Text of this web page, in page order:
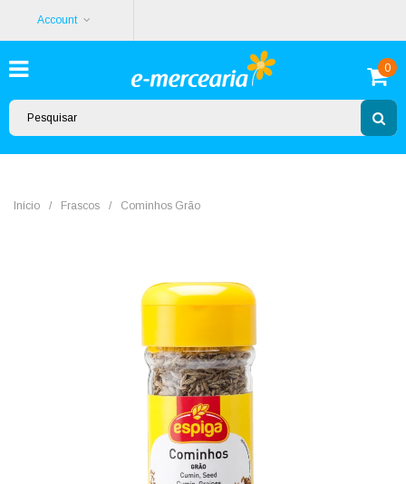
Account
0
Início / Frascos / Cominhos Grão